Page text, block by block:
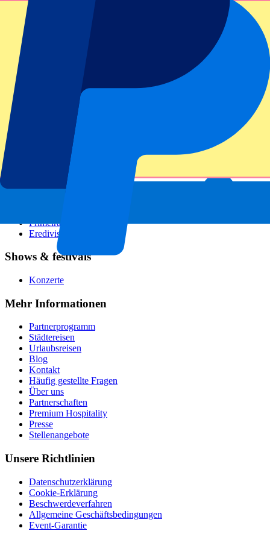
Alle Sportarten
Fußballligen
Champions League
Premier League
Serie A
Primeira Liga
Eredivisie
Shows & festivals
Konzerte
Mehr Informationen
Partnerprogramm
Städtereisen
Urlaubsreisen
Blog
Kontakt
Häufig gestellte Fragen
Über uns
Partnerschaften
Premium Hospitality
Presse
Stellenangebote
Unsere Richtlinien
Datenschutzerklärung
Cookie-Erklärung
Beschwerdeverfahren
Allgemeine Geschäftsbedingungen
Event-Garantie